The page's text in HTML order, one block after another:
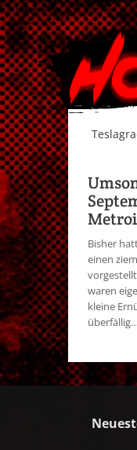
Bisher
einen
waren
kleine